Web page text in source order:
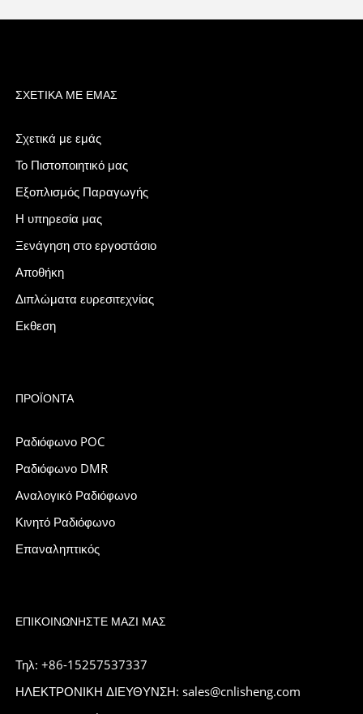
ΣΧΕΤΙΚΆ ΜΕ ΕΜΆΣ
Σχετικά με εμάς
Το Πιστοποιητικό μας
Εξοπλισμός Παραγωγής
Η υπηρεσία μας
Ξενάγηση στο εργοστάσιο
Αποθήκη
Διπλώματα ευρεσιτεχνίας
Εκθεση
ΠΡΟΪΌΝΤΑ
Ραδιόφωνο POC
Ραδιόφωνο DMR
Αναλογικό Ραδιόφωνο
Κινητό Ραδιόφωνο
Επαναληπτικός
ΕΠΙΚΟΙΝΩΝΉΣΤΕ ΜΑΖΊ ΜΑΣ
Τηλ: +86-15257537337
ΗΛΕΚΤΡΟΝΙΚΗ ΔΙΕΥΘΥΝΣΗ: sales@cnlisheng.com